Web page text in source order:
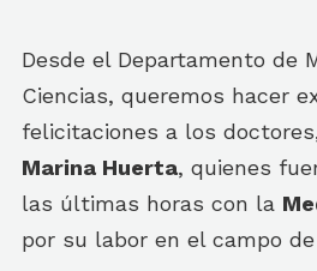
Desde el Departamento de
Ciencias, queremos hacer
felicitaciones a los
Marina Huerta, quienes
las últimas horas con la
por su labor en el campo